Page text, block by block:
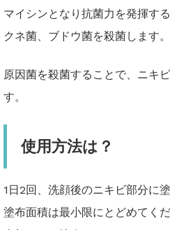
マイシンとなり抗菌力を発揮す
クネ菌、ブドウ菌を殺菌します。
原因菌を殺菌することで、ニキ
す。
使用方法は？
1日2回、洗顔後のニキビ部分に
塗布面積は最小限にとどめてく